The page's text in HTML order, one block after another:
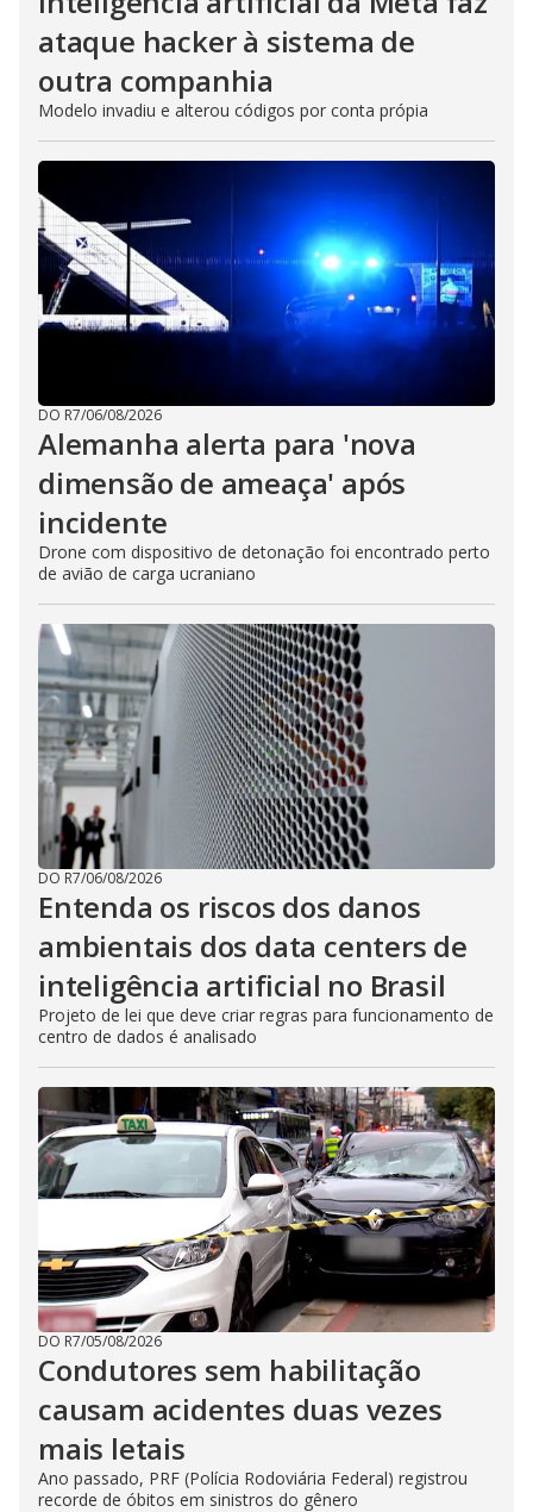
ataque hacker à sistema de
outra companhia
Modelo invadiu e alterou códigos por conta própia
DO R7/06/08/2026
Alemanha alerta para 'nova
dimensão de ameaça' após
incidente
Drone com dispositivo de detonação foi encontrado perto
de avião de carga ucraniano
DO R7/06/08/2026
Entenda os riscos dos danos
ambientais dos data centers de
inteligência artificial no Brasil
Projeto de lei que deve criar regras para funcionamento de
centro de dados é analisado
DO R7/05/08/2026
Condutores sem habilitação
causam acidentes duas vezes
mais letais
Ano passado, PRF (Polícia Rodoviária Federal) registrou
recorde de óbitos em sinistros do gênero